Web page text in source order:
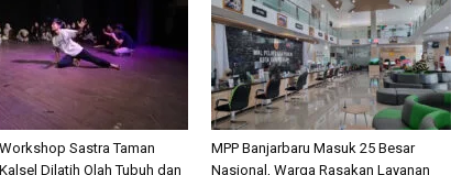
Sastra Taman
Dilatih Olah Tubuh dan
MPP Banjarbaru Masuk 25 Besar
Nasional, Warga Rasakan Layanan